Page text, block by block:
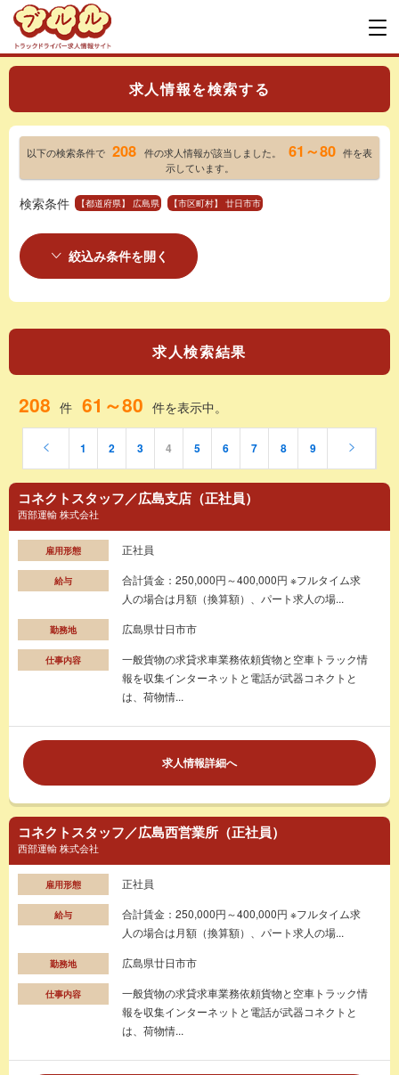
求人情報を検索する
以下の検索条件で 208 件の求人情報が該当しました。 61～80 件を表
示しています。
検索条件 【都道府県】 広島県 【市区町村】 廿日市市
絞込み条件を開く
求人検索結果
208 件 61～80 件を表示中。
1 2 3 4 5 6 7 8 9
コネクトスタッフ／広島支店（正社員）
西部運輸 株式会社
雇用形態 正社員
給与
合計賃金：250,000円～400,000円 ※フルタイム求
人の場合は月額（換算額）、パート求人の場...
勤務地 広島県廿日市市
仕事内容
一般貨物の求貸求車業務依頼貨物と空車トラック情
報を収集インターネットと電話が武器コネクトと
は、荷物情...
求人情報詳細へ
コネクトスタッフ／広島西営業所（正社員）
西部運輸 株式会社
雇用形態 正社員
給与
合計賃金：250,000円～400,000円 ※フルタイム求
人の場合は月額（換算額）、パート求人の場...
勤務地 広島県廿日市市
仕事内容
一般貨物の求貸求車業務依頼貨物と空車トラック情
報を収集インターネットと電話が武器コネクトと
は、荷物情...